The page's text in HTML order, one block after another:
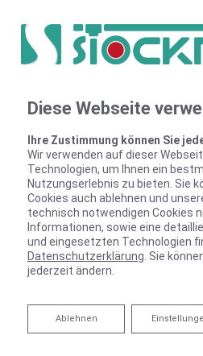
Service für
Wann muss eine Überprüfung
stattfinden, was für
Intervallen muss eine
durchgeführt werden? Wir
und agieren, damit Legionellen
Versteckte Gefahr im Wasser:
Diese Webseite
Ihre Zustimmung können Sie
Wir verwenden auf dieser
Technologien, um Ihnen ein
Nutzungserlebnis zu bieten. Sie
Cookies auch ablehnen und
technisch notwendigen Cookies
Informationen, sowie eine
und eingesetzten Technologien
Datenschutzerklärung . Sie
jederzeit ändern.
Ablehnen
Ablehnen